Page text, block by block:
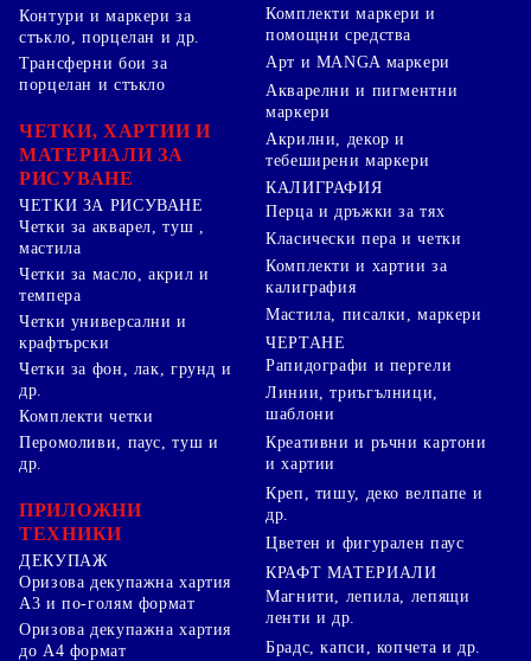
Контури и маркери за
стъкло, порцелан и др.
Трансферни бои за
порцелан и стъкло
ЧЕТКИ, ХАРТИИ И
МАТЕРИАЛИ ЗА
РИСУВАНЕ
ЧЕТКИ ЗА РИСУВАНЕ
Четки за акварел, туш ,
мастила
Четки за масло, акрил и
темпера
Четки универсални и
крафтърски
Четки за фон, лак, грунд и
др.
Комплекти четки
Комплекти маркери и
помощни средства
Арт и MANGA маркери
Акварелни и пигментни
маркери
Акрилни, декор и
тебеширени маркери
КАЛИГРАФИЯ
Перца и дръжки за тях
Класически пера и четки
Комплекти и хартии за
калиграфия
Мастила, писалки, маркери
ЧЕРТАНЕ
Рапидографи и пергели
Линии, триъгълници,
шаблони
Перомоливи, паус, туш и
др.
ПРИЛОЖНИ
ТЕХНИКИ
ДЕКУПАЖ
Оризова декупажна хартия
А3 и по-голям формат
Оризова декупажна хартия
до А4 формат
Креативни и ръчни картони
и хартии
Креп, тишу, деко велпапе и
др.
Цветен и фигурален паус
КРАФТ МАТЕРИАЛИ
Магнити, лепила, лепящи
ленти и др.
Брадс, капси, копчета и др.